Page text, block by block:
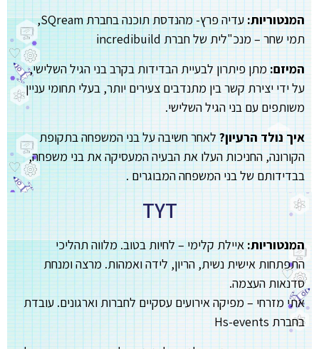
המנטוריות: עדיה פרץ- מהנדסת תוכנה בחברת SQream,
תמי שחר – מנכ"לית של חברת incredibuild
המיזם: מתן פיתרון לבעיית הבדידות בקרב בני הגיל השלישי,
על ידי יצירת קשר בין מתנדבים צעירים יותר, בעלי תחומי עניין
משותפים עם בני הגיל השלישי.
איך נולד הרעיון? לאחר חשיבה על בני המשפחה בתקופת
הקורונה, החניכות העלו את הבעיה המעסיקה את בני משפחה,
בבדידותם של בני המשפחה המבוגרים .
TYT
המנטוריות: איילת קלימי – לחיות בטוב. מלווה תהליכי
התפתחות אישית נשית, הריון, לידה ואמהות. מרצה ומנחת
סדנאות העצמה.
אתי מזרחי – מפיקה אירועים עסקיים לחברות וארגונים. עובדת
בחברת Hs-events